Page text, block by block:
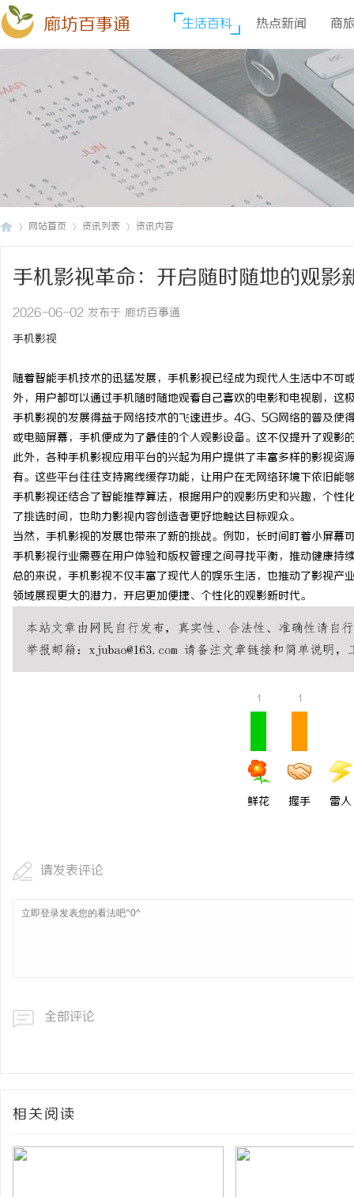
廊坊百事通 生活百科 热点新闻 商
网站首页 资讯列表 资讯内容
手机影视革命：开启随时随地的观影
2026-06-02 发布于 廊坊百事通
手机影视
随着智能手机技术的迅猛发展，手机影视已经成为现代人生活中不
外，用户都可以通过手机随时随地观看自己喜欢的电影和电视剧，这
手机影视的发展得益于网络技术的飞速进步。4G、5G网络的普及使
或电脑屏幕，手机便成为了最佳的个人观影设备。这不仅提升了观影
此外，各种手机影视应用平台的兴起为用户提供了丰富多样的影视
有。这些平台往往支持离线缓存功能，让用户在无网络环境下依旧能
手机影视还结合了智能推荐算法，根据用户的观影历史和兴趣，个
了挑选时间，也助力影视内容创造者更好地触达目标观众。
当然，手机影视的发展也带来了新的挑战。例如，长时间盯着小屏
手机影视行业需要在用户体验和版权管理之间寻找平衡，推动健康持
总的来说，手机影视不仅丰富了现代人的娱乐生活，也推动了影视
领域展现更大的潜力，开启更加便捷、个性化的观影新时代。
1
鲜花
1
握手 雷人
请发表评论
全部评论
相关阅读